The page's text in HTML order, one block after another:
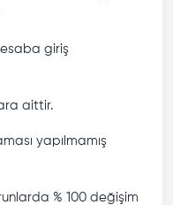
giriş
aittir.
yapılmamış
% 100 değişim